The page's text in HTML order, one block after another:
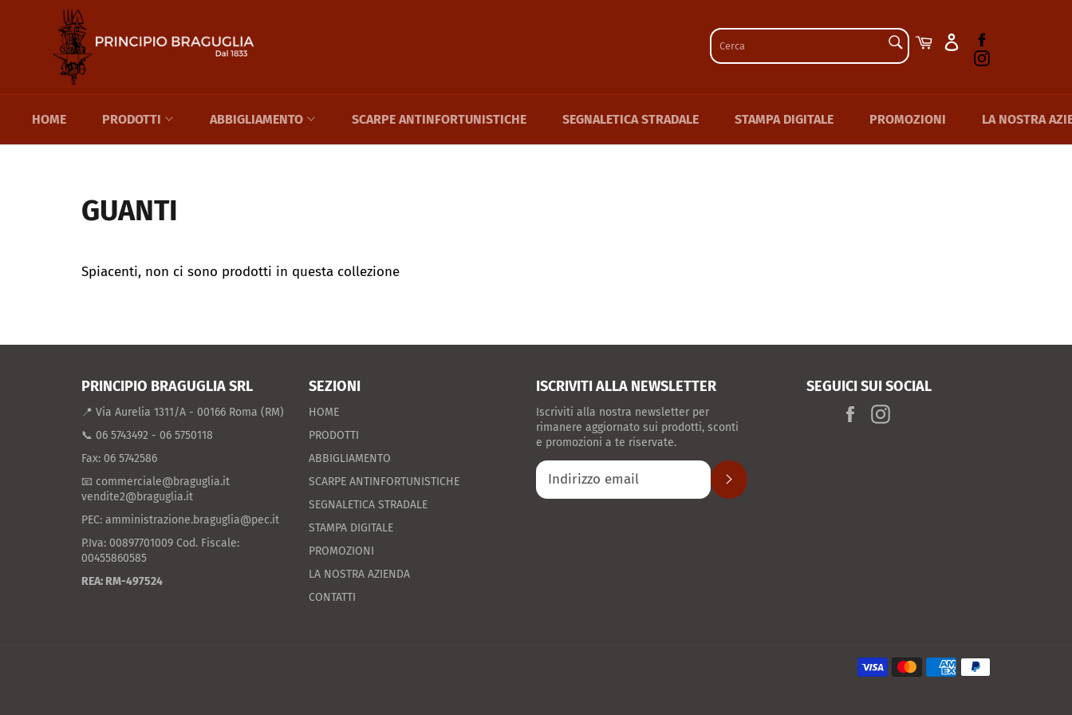
direttamente
CERCA
Cerca
Carrello
Instagram
HOME PRODOTTI ABBIGLIAMENTO SCARPE ANTINFORTUNISTICHE SEGNALETICA STRADALE STAMPA DIGITALE PROMOZIONI LA NOSTRA
GUANTI
Spiacenti, non ci sono prodotti in questa collezione
PRINCIPIO BRAGUGLIA SRL
📍 Via Aurelia 1311/A - 00166 Roma (RM)
📞 06 5743492 - 06 5750118
Fax: 06 5742586
📧 commerciale@braguglia.it
vendite2@braguglia.it
PEC: amministrazione.braguglia@pec.it
P.Iva: 00897701009 Cod. Fiscale:
00455860585
REA: RM-497524
SEZIONI
HOME
PRODOTTI
ABBIGLIAMENTO
SCARPE ANTINFORTUNISTICHE
SEGNALETICA STRADALE
STAMPA DIGITALE
PROMOZIONI
LA NOSTRA AZIENDA
CONTATTI
ISCRIVITI ALLA NEWSLETTER
Iscriviti alla nostra newsletter per
rimanere aggiornato sui prodotti, sconti
e promozioni a te riservate.
ISCRIVITI
SEGUICI SUI SOCIAL
Facebook